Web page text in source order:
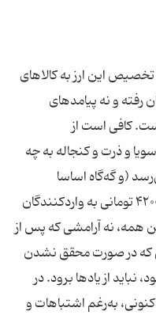
این ارز به کالاهای
رفته و نه پیامدهای
کافی است از
و ذرت و کنجاله به چه
(و گه‌گاه اساسا
نمی‌رسد) تا تاثیر واقعی تخصیص ارز ۴۲۰۰ تومانی به وارد‌کنندگان
همه، نه آرامشی که پس از
که در صورت محقق نشدن
از یادها برود. در
به‌رغم اشتباهات و